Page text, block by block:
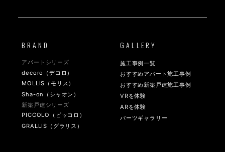
BRAND
アパートシリーズ
decoro（デコロ）
MOLLIS（モリス）
Sha-on（シャオン）
新築戸建シリーズ
PICCOLO（ピッコロ）
GRALLIS（グラリス）
GALLERY
施工事例一覧
おすすめアパート施工事例
おすすめ新築戸建施工事例
VRを体験
ARを体験
パーツギャラリー